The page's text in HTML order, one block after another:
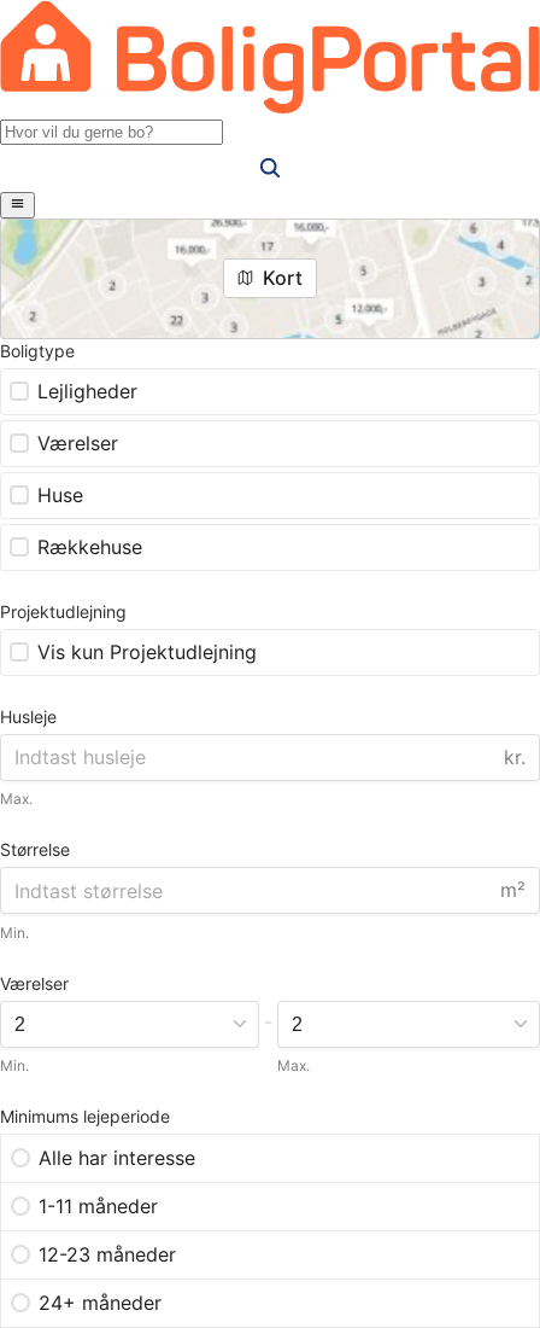
Kort
Boligtype
Lejligheder
Værelser
Huse
Rækkehuse
Projektudlejning
Vis kun Projektudlejning
Husleje
kr.
Max.
Størrelse
m²
Min.
Værelser
Min.
-
Max.
Minimums lejeperiode
Alle har interesse
1-11 måneder
12-23 måneder
24+ måneder